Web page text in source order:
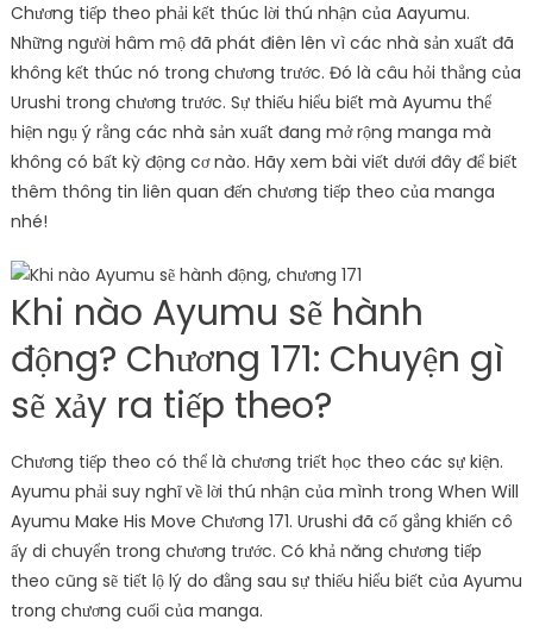
Chương tiếp theo phải kết thúc lời thú nhận của Aayumu.
Những người hâm mộ đã phát điên lên vì các nhà sản xuất đã
không kết thúc nó trong chương trước. Đó là câu hỏi thẳng của
Urushi trong chương trước. Sự thiếu hiểu biết mà Ayumu thể
hiện ngụ ý rằng các nhà sản xuất đang mở rộng manga mà
không có bất kỳ động cơ nào. Hãy xem bài viết dưới đây để biết
thêm thông tin liên quan đến chương tiếp theo của manga
nhé!
Khi nào Ayumu sẽ hành
động? Chương 171: Chuyện gì
sẽ xảy ra tiếp theo?
Chương tiếp theo có thể là chương triết học theo các sự kiện.
Ayumu phải suy nghĩ về lời thú nhận của mình trong When Will
Ayumu Make His Move Chương 171. Urushi đã cố gắng khiến cô
ấy di chuyển trong chương trước. Có khả năng chương tiếp
theo cũng sẽ tiết lộ lý do đằng sau sự thiếu hiểu biết của Ayumu
trong chương cuối của manga.